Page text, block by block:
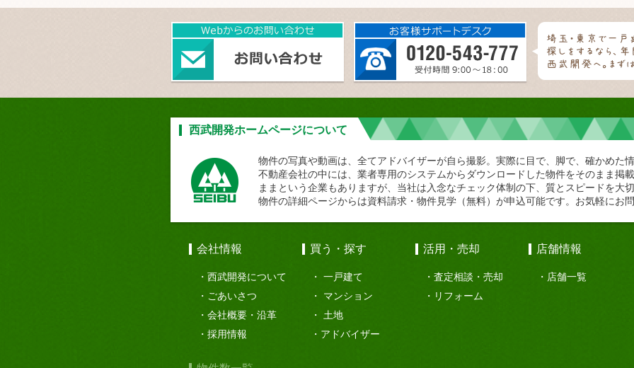
西武開発ホームページについて
物件の写真や動画は、全てアドバイザーが自ら撮影。実際に目で、脚で、確かめた
不動産会社の中には、業者専用のシステムからダウンロードした物件をそのまま掲
ままという企業もありますが、当社は入念なチェック体制の下、質とスピードを大
物件の詳細ページからは資料請求・物件見学（無料）が申込可能です。お気軽にお
会社情報
西武開発について
ごあいさつ
会社概要・沿革
採用情報
買う・探す
一戸建て
マンション
土地
アドバイザー
活用・売却
査定相談・売却
リフォーム
店舗情報
店舗一覧